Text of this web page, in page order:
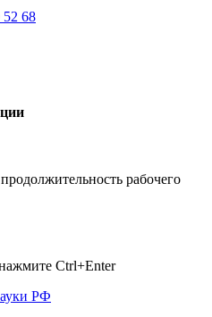
52 68
рабочего
Ctrl+Enter
РФ